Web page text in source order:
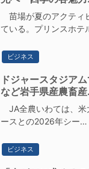
苗場が夏のアクティ
ている。プリンスホテ
ビジネス
ドジャースタジアム
など岩手県産農畜
JA全農いわては、米
ースとの2026年シー…
ビジネス